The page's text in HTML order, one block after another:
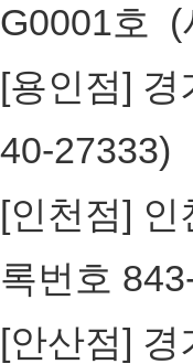
G0001호 (
[용인점]
40-27333)
[인천점]
록번호
[안산점]